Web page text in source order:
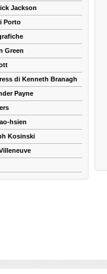
Jackson
Porto
Green
di Kenneth Branagh
Payne
hsien
Kosinski